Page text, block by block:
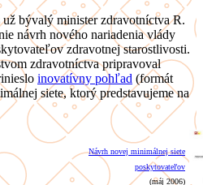
bývalý minister zdravotníctva R.
návrh nového nariadenia vlády
zdravotnej starostlivosti.
zdravotníctva pripravoval
inovatívny pohľad (formát
siete, ktorý predstavujeme na
Návrh novej minimálnej siete
poskytovateľov
(máj 2006)